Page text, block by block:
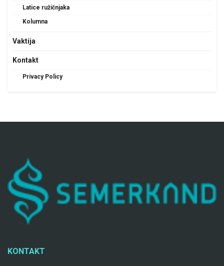
Latice ružičnjaka
Kolumna
Vaktija
Kontakt
Privacy Policy
KONTAKT